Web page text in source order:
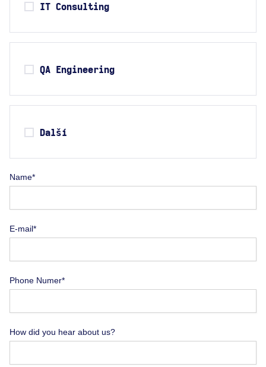
IT Consulting
QA Engineering
Další
Name*
E-mail*
Phone Numer*
How did you hear about us?